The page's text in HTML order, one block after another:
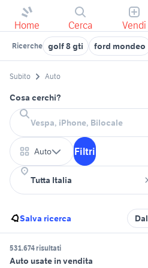
Home Cerca Vendi
Ricerche golf 8 gti ford mondeo
Subito Auto
Cosa cerchi?
Auto Filtri
Salva ricerca
531.674 risultati
Auto usate in vendita